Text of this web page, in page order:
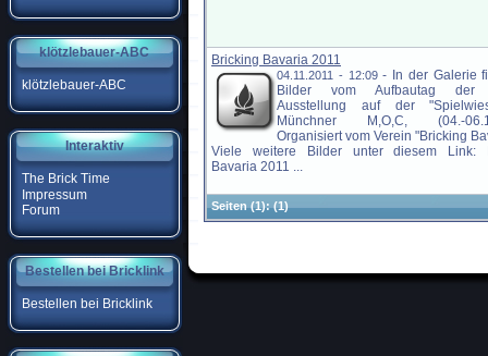
klötzlebauer-ABC
klötzlebauer-ABC
Interaktiv
The Brick Time
Impressum
Forum
Bestellen bei Bricklink
Bestellen bei Bricklink
Bricking Bavaria 2011
04.11.2011 - 12:09- In der Galerie
Bilder vom Aufbautag der
Ausstellung auf der
Münchner M,O,C, (04.-
Organisiert vom Verein "Bricking
Viele weitere Bilder unter diesem Link:
Bavaria 2011 ...
Seiten(1):(1)